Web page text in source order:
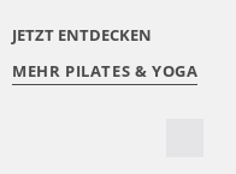
JETZT ENTDECKEN
MEHR PILATES & YOGA